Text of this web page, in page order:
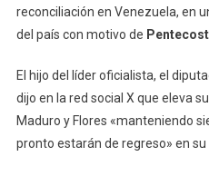
reconciliación en Venezuela, en
del país con motivo de
El hijo del líder oficialista, el
dijo en la red social X que eleva
Maduro y Flores «manteniendo
pronto estarán de regreso» en su